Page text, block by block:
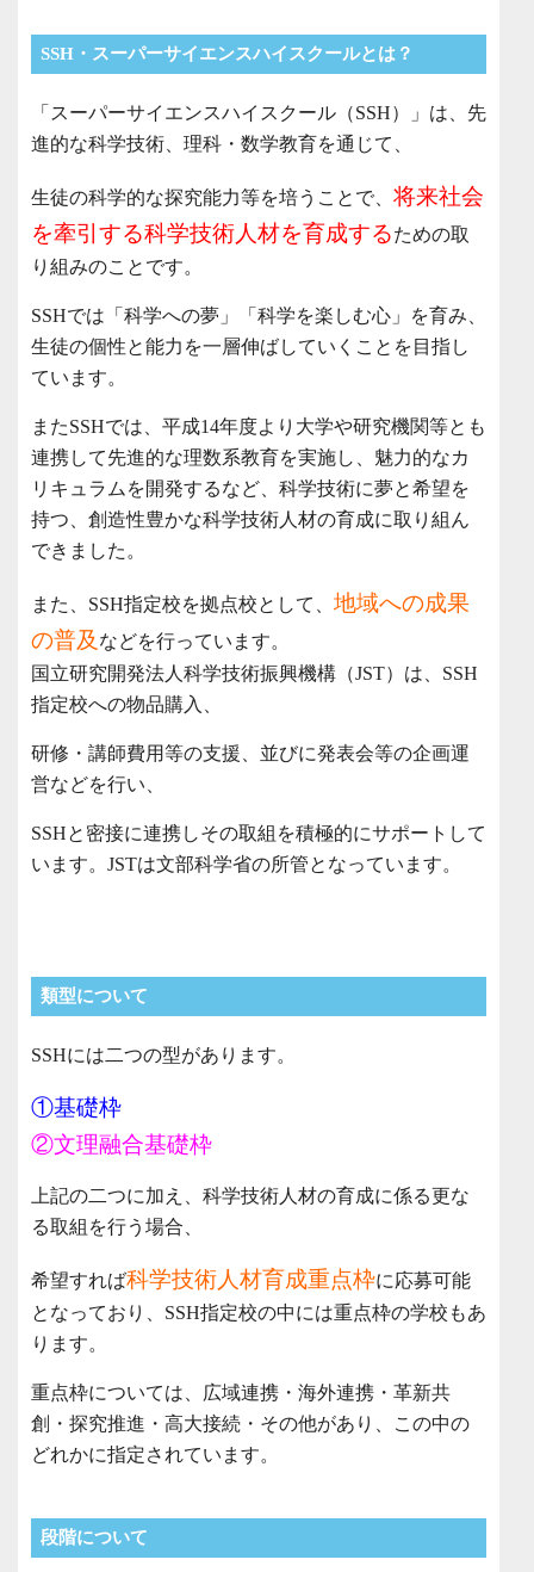
SSH・スーパーサイエンスハイスクールとは？
「スーパーサイエンスハイスクール（SSH）」は、先
進的な科学技術、理科・数学教育を通じて、
生徒の科学的な探究能力等を培うことで、 将来社会
を牽引する科学技術人材を育成するための取
り組みのことです。
SSHでは「科学への夢」「科学を楽しむ心」を育み、
生徒の個性と能力を一層伸ばしていくことを目指し
ています。
またSSHでは、平成14年度より大学や研究機関等とも
連携して先進的な理数系教育を実施し、魅力的なカ
リキュラムを開発するなど、科学技術に夢と希望を
持つ、創造性豊かな科学技術人材の育成に取り組ん
できました。
また、SSH指定校を拠点校として、 地域への成果
の普及 などを行っています。
国立研究開発法人科学技術振興機構（JST）は、SSH
指定校への物品購入、
研修・講師費用等の支援、並びに発表会等の企画運
営などを行い、
SSHと密接に連携しその取組を積極的にサポートして
います。JSTは文部科学省の所管となっています。
類型について
SSHには二つの型があります。
①基礎枠
②文理融合基礎枠
上記の二つに加え、科学技術人材の育成に係る更な
る取組を行う場合、
希望すれば科学技術人材育成重点枠に応募可能
となっており、SSH指定校の中には重点枠の学校もあ
ります。
重点枠については、広域連携・海外連携・革新共
創・探究推進・高大接続・その他があり、この中の
どれかに指定されています。
段階について